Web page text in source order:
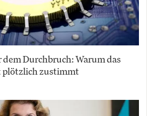
Durchbruch: Warum das
plötzlich zustimmt